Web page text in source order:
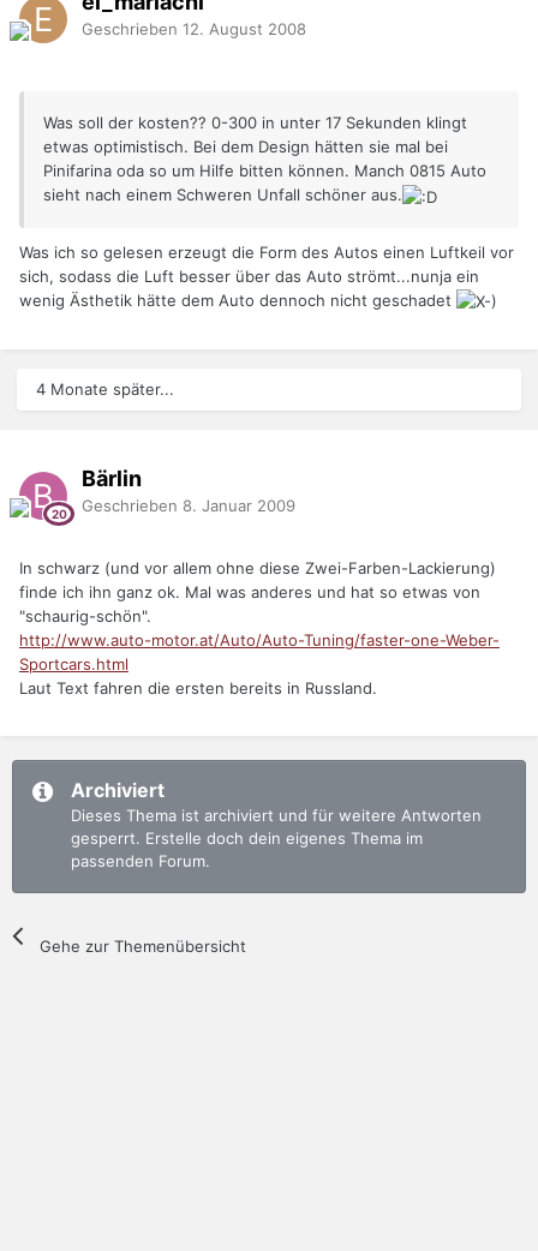
Geschrieben 12. August 2008
Was soll der kosten?? 0-300 in unter 17 Sekunden klingt
etwas optimistisch. Bei dem Design hätten sie mal bei
Pinifarina oda so um Hilfe bitten können. Manch 0815 Auto
sieht nach einem Schweren Unfall schöner aus.
Was ich so gelesen erzeugt die Form des Autos einen Luftkeil vor
sich, sodass die Luft besser über das Auto strömt...nunja ein
wenig Ästhetik hätte dem Auto dennoch nicht geschadet
4 Monate später...
Bärlin
Geschrieben 8. Januar 2009
In schwarz (und vor allem ohne diese Zwei-Farben-Lackierung)
finde ich ihn ganz ok. Mal was anderes und hat so etwas von
"schaurig-schön".
http://www.auto-motor.at/Auto/Auto-Tuning/faster-one-Weber-
Sportcars.html
Laut Text fahren die ersten bereits in Russland.
Archiviert
Dieses Thema ist archiviert und für weitere Antworten
gesperrt. Erstelle doch dein eigenes Thema im
passenden Forum.
Gehe zur Themenübersicht